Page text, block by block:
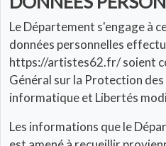
Le Département s'engage à
données personnelles
https://artistes62.fr/ soient
Général sur la Protection
informatique et Libertés
Les informations que le